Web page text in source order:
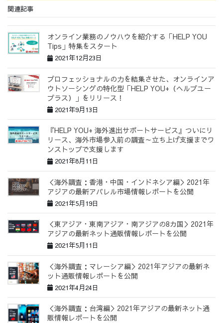
関連記事
オンライン業務のノウハウを紹介する「HELP YOU
Tips」特集をスタート
2021年12月23日
プロフェッショナルの力を結集させた、オンラインア
ウトソーシングの特化型「HELP YOU+（ヘルプユー
プラス）」をリリース！
2021年9月13日
『HELP YOU+ 海外進出サポートサービス』ついにリ
リース、海外市場参入前の調査～立ち上げ支援までワ
ンストップで支援します
2021年8月11日
＜海外調査：香港・中国・インドネシア編＞2021年
アジアの最新アパレル市場情報レポートを公開
2021年5月19日
＜東アジア・東南アジア・南アジアの8カ国＞2021年
アジアの最新ネット通販情報レポートを公開
2021年5月11日
＜海外調査：マレーシア編＞2021年アジアの最新ネ
ット通販情報レポートを公開
2021年4月24日
＜海外調査：台湾編＞2021年アジアの最新ネット通
販情報レポートを公開